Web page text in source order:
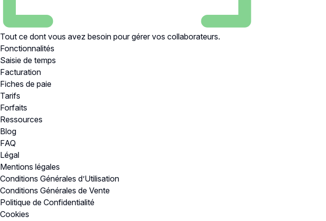
Tout ce dont vous avez besoin pour gérer vos collaborateurs.
Fonctionnalités
Saisie de temps
Facturation
Fiches de paie
Tarifs
Forfaits
Ressources
Blog
FAQ
Légal
Mentions légales
Conditions Générales d’Utilisation
Conditions Générales de Vente
Politique de Confidentialité
Cookies